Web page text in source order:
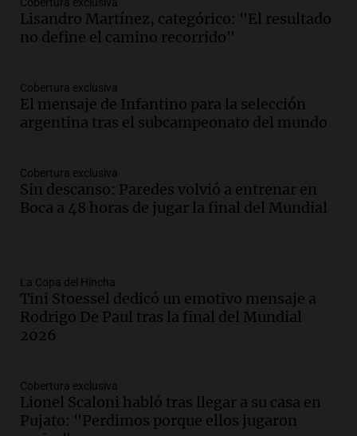
Cobertura exclusiva
Lisandro Martínez, categórico: "El resultado
no define el camino recorrido"
Cobertura exclusiva
El mensaje de Infantino para la selección
argentina tras el subcampeonato del mundo
Cobertura exclusiva
Sin descanso: Paredes volvió a entrenar en
Boca a 48 horas de jugar la final del Mundial
La Copa del Hincha
Tini Stoessel dedicó un emotivo mensaje a
Rodrigo De Paul tras la final del Mundial
2026
Cobertura exclusiva
Lionel Scaloni habló tras llegar a su casa en
Pujato: "Perdimos porque ellos jugaron